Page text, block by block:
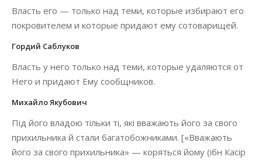
Власть его — только над теми, которые избирают его
покровителем и которые придают ему сотоварищей.
Гордий Саблуков
Власть у него только над теми, которые удаляются от
Него и придают Ему сообщников.
Михайло Якубович
Під його владою тільки ті, які вважають його за свого
прихильника й стали багатобожниками. [«Вважають
його за свого прихильника» — коряться йому (ібн Касір